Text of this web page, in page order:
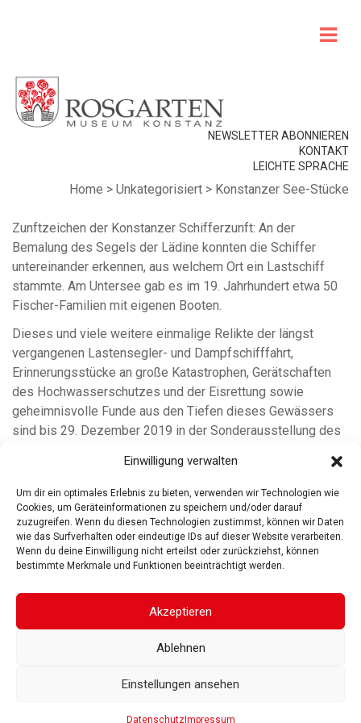
Einwilligung verwalten
Um dir ein optimales Erlebnis zu bieten, verwenden wir Technologien wie
Cookies, um Geräteinformationen zu speichern und/oder darauf
zuzugreifen. Wenn du diesen Technologien zustimmst, können wir Daten
wie das Surfverhalten oder eindeutige IDs auf dieser Website verarbeiten.
Wenn du deine Einwilligung nicht erteilst oder zurückziehst, können
bestimmte Merkmale und Funktionen beeinträchtigt werden.
Akzeptieren
Ablehnen
Einstellungen ansehen
DatenschutzImpressum
NEWSLETTER ABONNIEREN
KONTAKT
LEICHTE SPRACHE
Home > Unkategorisiert > Konstanzer See-Stücke
Zunftzeichen der Konstanzer Schifferzunft: An der
Bemalung des Segels der Lädine konnten die Schiffer
untereinander erkennen, aus welchem Ort ein Lastschiff
stammte. Am Untersee gab es im 19. Jahrhundert etwa 50
Fischer-Familien mit eigenen Booten.
Dieses und viele weitere einmalige Relikte der längst
vergangenen Lastensegler- und Dampfschifffahrt,
Erinnerungsstücke an große Katastrophen, Gerätschaften
des Hochwasserschutzes und der Eisrettung sowie
geheimnisvolle Funde aus den Tiefen dieses Gewässers
sind bis 29. Dezember 2019 in der Sonderausstellung des
und Unglücksfälle an Bodensee und Alpenrhein“ im
Kulturzentrum am Münster zu sehen.
ROSGARTENMUSEUM KONSTANZ
ROSGARTENSTRASSE
Gesellschaft der Freunde des Rosgartenmuseums. Alle Rechte vorbehalten